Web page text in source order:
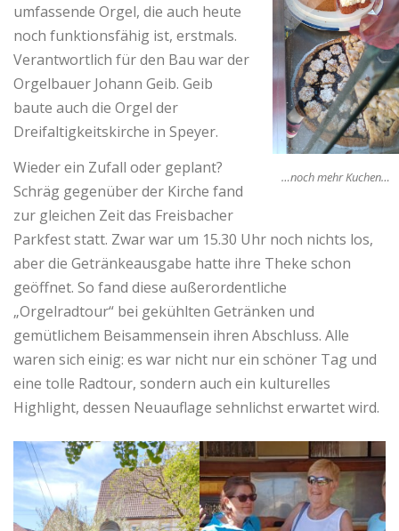
…noch mehr Kuchen…
umfassende Orgel, die auch heute
noch funktionsfähig ist, erstmals.
Verantwortlich für den Bau war der
Orgelbauer Johann Geib. Geib
baute auch die Orgel der
Dreifaltigkeitskirche in Speyer.
Wieder ein Zufall oder geplant?
Schräg gegenüber der Kirche fand
zur gleichen Zeit das Freisbacher
Parkfest statt. Zwar war um 15.30 Uhr noch nichts los,
aber die Getränkeausgabe hatte ihre Theke schon
geöffnet. So fand diese außerordentliche
„Orgelradtour“ bei gekühlten Getränken und
gemütlichem Beisammensein ihren Abschluss. Alle
waren sich einig: es war nicht nur ein schöner Tag und
eine tolle Radtour, sondern auch ein kulturelles
Highlight, dessen Neuauflage sehnlichst erwartet wird.